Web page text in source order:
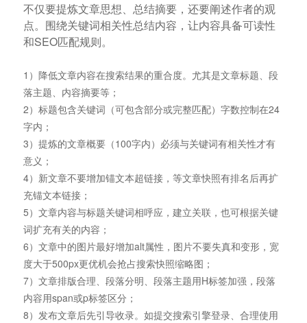
不仅要提炼文章思想、总结摘要，还要阐述作者的观
点。围绕关键词相关性总结内容，让内容具备可读性
和SEO匹配规则。
1）降低文章内容在搜索结果的重合度。尤其是文章标题、段
落主题、内容摘要等；
2）标题包含关键词（可包含部分或完整匹配）字数控制在24
字内；
3）提炼的文章概要（100字内）必须与关键词有相关性才有
意义；
4）新文章不要增加锚文本超链接，等文章快照有排名后再扩
充锚文本链接；
5）文章内容与标题关键词相呼应，建立关联，也可根据关键
词扩充有关的内容；
6）文章中的图片最好增加alt属性，图片不要失真和变形，宽
度大于500px更优机会抢占搜索快照缩略图；
7）文章排版合理、段落分明、段落主题用H标签加强，段落
内容用span或p标签区分；
8）发布文章后先引导收录。如提交搜索引擎登录、合理使用